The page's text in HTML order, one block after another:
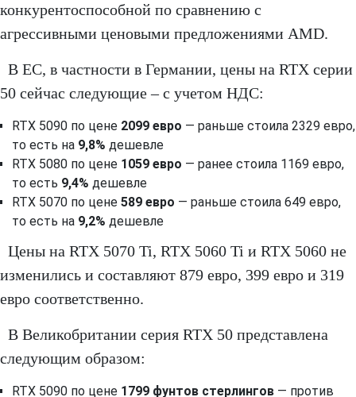
конкурентоспособной по сравнению с
агрессивными ценовыми предложениями AMD.
В ЕС, в частности в Германии, цены на RTX серии
50 сейчас следующие – с учетом НДС:
RTX 5090 по цене 2099 евро — раньше стоила 2329 евро,
то есть на 9,8% дешевле
RTX 5080 по цене 1059 евро — ранее стоила 1169 евро,
то есть 9,4% дешевле
RTX 5070 по цене 589 евро — раньше стоила 649 евро,
то есть на 9,2% дешевле
Цены на RTX 5070 Ti, RTX 5060 Ti и RTX 5060 не
изменились и составляют 879 евро, 399 евро и 319
евро соответственно.
В Великобритании серия RTX 50 представлена
следующим образом:
RTX 5090 по цене 1799 фунтов стерлингов — против